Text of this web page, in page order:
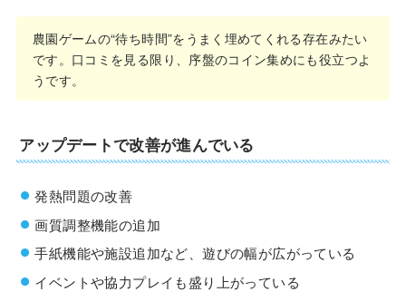
農園ゲームの“待ち時間”をうまく埋めてくれる存在みたい
です。口コミを見る限り、序盤のコイン集めにも役立つよ
うです。
アップデートで改善が進んでいる
発熱問題の改善
画質調整機能の追加
手紙機能や施設追加など、遊びの幅が広がっている
イベントや協力プレイも盛り上がっている